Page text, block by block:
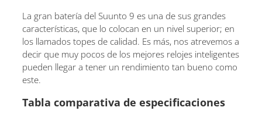
La gran batería del Suunto 9 es una de sus grandes
características, que lo colocan en un nivel superior; en
los llamados topes de calidad. Es más, nos atrevemos a
decir que muy pocos de los mejores relojes inteligentes
pueden llegar a tener un rendimiento tan bueno como
este.
Tabla comparativa de especificaciones